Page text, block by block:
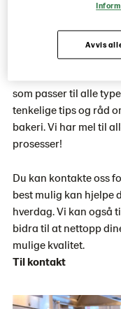
Industri- og
Også en baker- og
som passer til alle
tenkelige tips og råd
bakeri. Vi har mel til
prosesser!
Du kan kontakte oss
best mulig kan hjelpe
hverdag. Vi kan også
bidra til at nettopp
mulige kvalitet.
Til kontakt
Avvis